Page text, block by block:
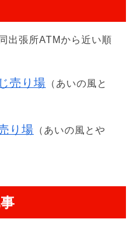
出張所ATMから近い順
売り場 （あいの風と
り場 （あいの風とや